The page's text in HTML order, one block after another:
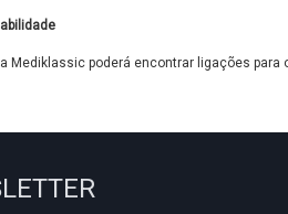
Mediklassic poderá encontrar ligações